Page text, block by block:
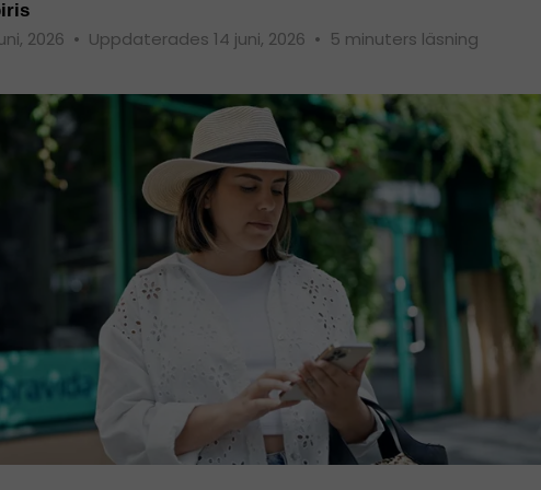
2026 • Uppdaterades 14 juni, 2026 • 5 minuters läsning